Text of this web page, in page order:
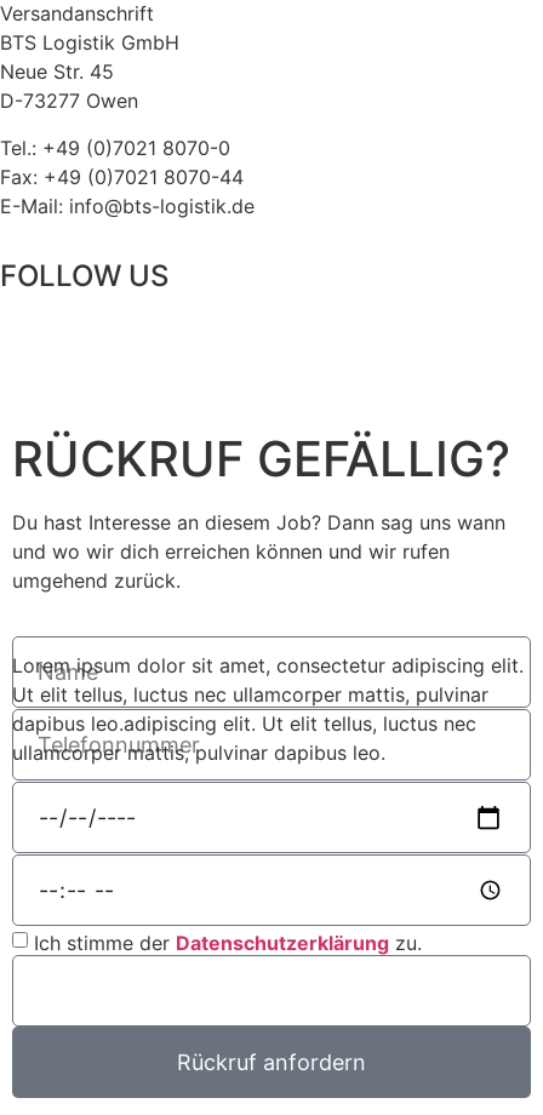
Versandanschrift
BTS Logistik GmbH
Neue Str. 45
D-73277 Owen
Tel.: +49 (0)7021 8070-0
Fax: +49 (0)7021 8070-44
E-Mail: info@bts-logistik.de
FOLLOW US
RÜCKRUF GEFÄLLIG?
Du hast Interesse an diesem Job? Dann sag uns wann
und wo wir dich erreichen können und wir rufen
umgehend zurück.
Lorem ipsum dolor sit amet, consectetur adipiscing elit.
Ut elit tellus, luctus nec ullamcorper mattis, pulvinar
dapibus leo.adipiscing elit. Ut elit tellus, luctus nec
ullamcorper mattis, pulvinar dapibus leo.
Ich stimme der Datenschutzerklärung zu.
Rückruf anfordern